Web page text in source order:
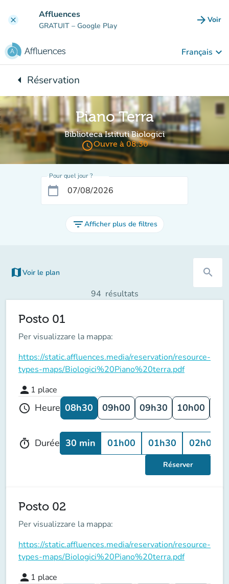
clear Affluences
GRATUIT – Google Play arrow_forward Voir
Français keyboard_arrow_down
arrow_leftRetour à :
Réservation
Piano Terra
Biblioteca Istituti Biologici
access_timeOuvre à 08:30
Pour quel jour ?
calendar_today
filter_listAfficher plus de filtres
map Voir le plan
(nouvel onglet) search
94 résultats
Posto 01
Per visualizzare la mappa:
https://static.affluences.media/reservation/resource-
types-maps/Biologici%20Piano%20terra.pdf
person 1 place
schedule Heure 08h30 09h00 09h30 10h00
timer Durée 30 min 01h00 01h30 02h00
Réserver
Posto 02
Per visualizzare la mappa:
https://static.affluences.media/reservation/resource-
types-maps/Biologici%20Piano%20terra.pdf
person 1 place